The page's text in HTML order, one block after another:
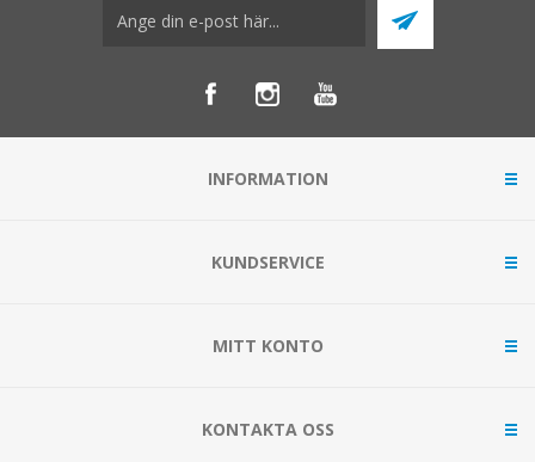
INFORMATION
KUNDSERVICE
MITT KONTO
KONTAKTA OSS